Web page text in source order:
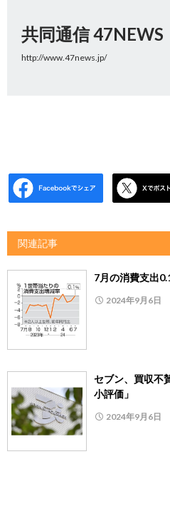
共同通信 47NEWS
http://www.47news.jp/
関連記事
7月の消費支出
2024年9月6日
セブン、買収不
小評価」
2024年9月6日